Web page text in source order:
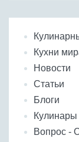
Кухни
Новости
Статьи
Блоги
Кулинары
Вопрос -